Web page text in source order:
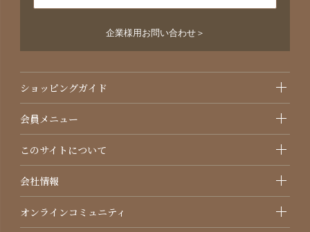
企業様用お問い合わせ＞
ショッピングガイド
会員メニュー
このサイトについて
会社情報
オンラインコミュニティ